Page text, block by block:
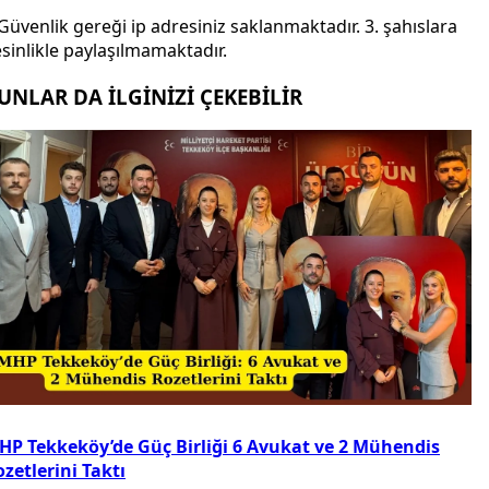
gereği ip adresiniz saklanmaktadır. 3. şahıslara
paylaşılmamaktadır.
DA İLGİNİZİ ÇEKEBİLİR
Tekkeköy’de Güç Birliği 6 Avukat ve 2 Mühendis
Taktı